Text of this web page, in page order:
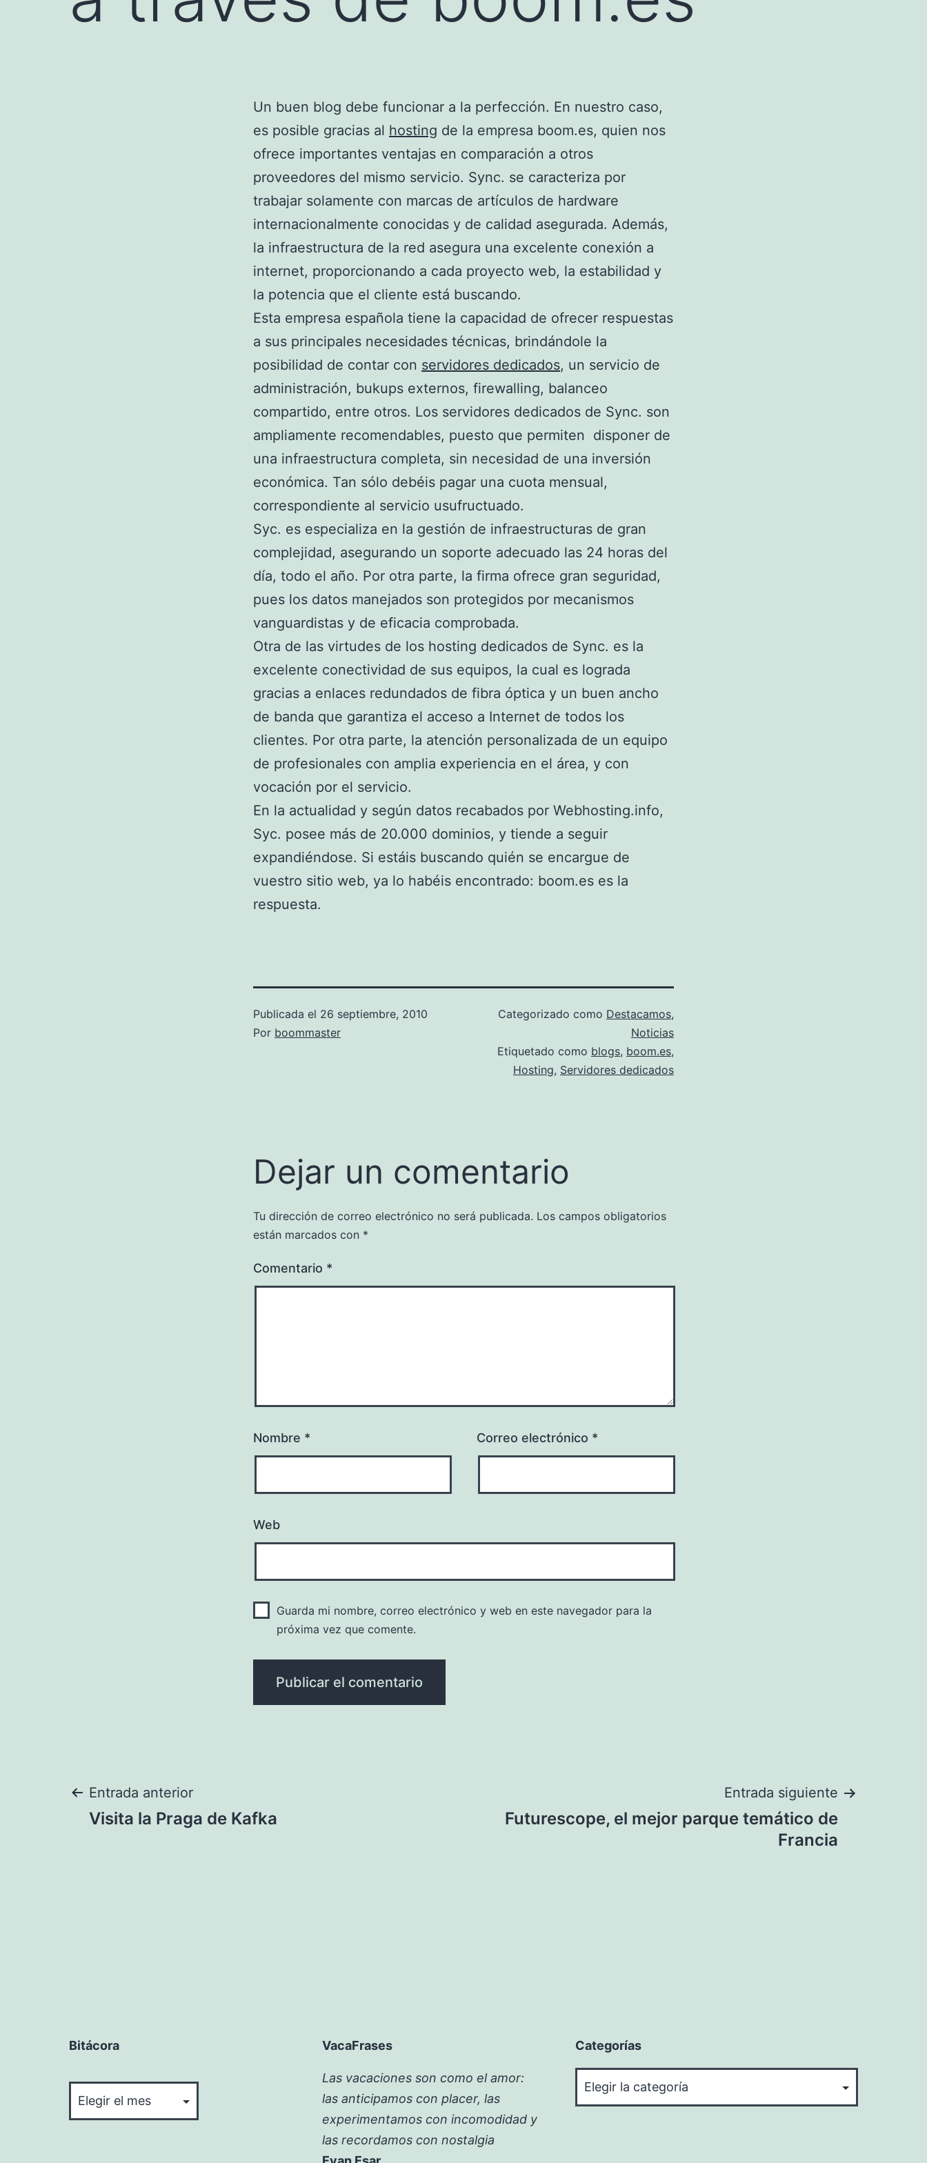
Un buen blog debe funcionar a la perfección. En nuestro caso,
es posible gracias al hosting de la empresa boom.es, quien nos
ofrece importantes ventajas en comparación a otros
proveedores del mismo servicio. Sync. se caracteriza por
trabajar solamente con marcas de artículos de hardware
internacionalmente conocidas y de calidad asegurada. Además,
la infraestructura de la red asegura una excelente conexión a
internet, proporcionando a cada proyecto web, la estabilidad y
la potencia que el cliente está buscando.
Esta empresa española tiene la capacidad de ofrecer respuestas
a sus principales necesidades técnicas, brindándole la
posibilidad de contar con servidores dedicados, un servicio de
administración, bukups externos, firewalling, balanceo
compartido, entre otros. Los servidores dedicados de Sync. son
ampliamente recomendables, puesto que permiten disponer de
una infraestructura completa, sin necesidad de una inversión
económica. Tan sólo debéis pagar una cuota mensual,
correspondiente al servicio usufructuado.
Syc. es especializa en la gestión de infraestructuras de gran
complejidad, asegurando un soporte adecuado las 24 horas del
día, todo el año. Por otra parte, la firma ofrece gran seguridad,
pues los datos manejados son protegidos por mecanismos
vanguardistas y de eficacia comprobada.
Otra de las virtudes de los hosting dedicados de Sync. es la
excelente conectividad de sus equipos, la cual es lograda
gracias a enlaces redundados de fibra óptica y un buen ancho
de banda que garantiza el acceso a Internet de todos los
clientes. Por otra parte, la atención personalizada de un equipo
de profesionales con amplia experiencia en el área, y con
vocación por el servicio.
En la actualidad y según datos recabados por Webhosting.info,
Syc. posee más de 20.000 dominios, y tiende a seguir
expandiéndose. Si estáis buscando quién se encargue de
vuestro sitio web, ya lo habéis encontrado: boom.es es la
respuesta.
Publicada el 26 septiembre, 2010
Por boommaster
Categorizado como Destacamos,
Noticias
Etiquetado como blogs, boom.es,
Hosting, Servidores dedicados
Dejar un comentario
Tu dirección de correo electrónico no será publicada. Los campos obligatorios
están marcados con *
Comentario *
Nombre * Correo electrónico *
Web
Guarda mi nombre, correo electrónico y web en este navegador para la
próxima vez que comente.
Navegación
Entrada anterior
Visita la Praga de Kafka
Entrada siguiente
Futurescope, el mejor parque temático de
Francia
Bitácora VacaFrases
Las vacaciones son como el amor:
las anticipamos con placer, las
experimentamos con incomodidad y
las recordamos con nostalgia
Categorías